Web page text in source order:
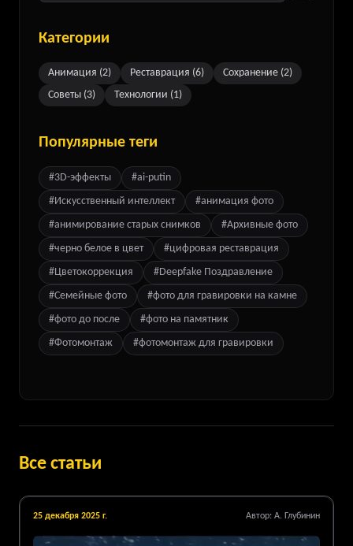
Категории
Анимация (2) Реставрация (6) Сохранение (2)
Советы (3) Технологии (1)
Популярные теги
#3D-эффекты #ai-putin
#Искусственный интеллект #анимация фото
#анимирование старых снимков #Архивные фото
#черно белое в цвет #цифровая реставрация
#Цветокоррекция #Deepfake Поздравление
#Семейные фото #фото для гравировки на камне
#фото до после #фото на памятник
#Фотомонтаж #фотомонтаж для гравировки
Все статьи
25 декабря 2025 г. Автор: А. Глубинин